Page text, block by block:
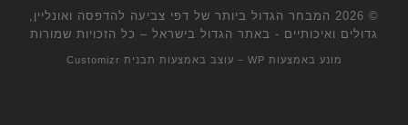
© 2026
המבחר הגדול ביותר של דפי צביעה להדפסה ואונליין,
גדולים ואיכותיים - באתר הגדול בישראל – כל הזכויות שמורות
מונע באמצעות WP – עוצב באמצעות תבנית Customizr